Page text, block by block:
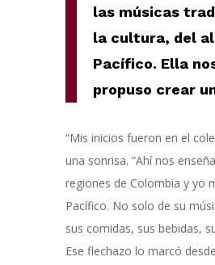
las músicas
la cultura, del
Pacífico. Ella
propuso crear
“Mis inicios fueron en el
una sonrisa. “Ahí nos
regiones de Colombia y yo
Pacífico. No solo de su
sus comidas, sus bebidas,
Ese flechazo lo marcó